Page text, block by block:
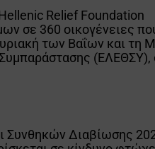
Relief Foundation
σε 360 οικογένειες
των Βαΐων και τη
(ΕΛΕΘΣΥ),
Συνθηκών Διαβίωσης